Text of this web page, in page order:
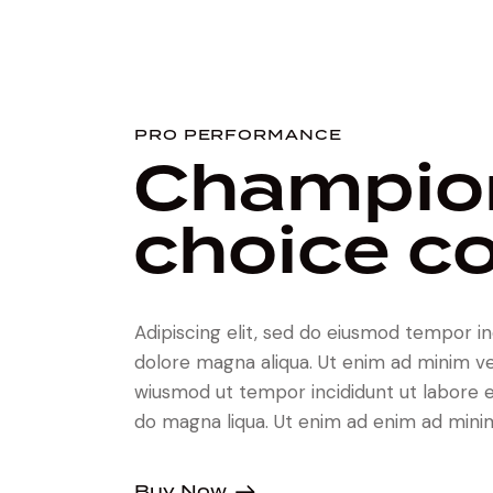
PRO PERFORMANCE
choice
Adipiscing elit, sed do eiusmod tempor
dolore magna aliqua. Ut enim ad minim
wiusmod ut tempor incididunt ut labore
do magna liqua. Ut enim ad enim ad